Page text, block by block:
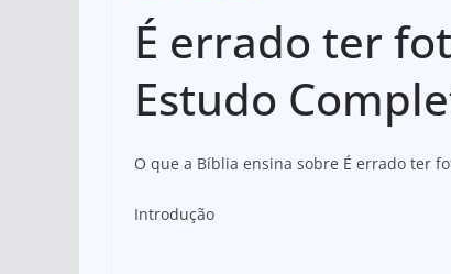
at
s
A
p
p
c
b
o
o
ar
É errado ter
Estudo
O que a Bíblia ensina sobre É errado ter
Introdução